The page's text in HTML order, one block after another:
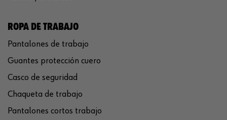
ROPA DE TRABAJO
Pantalones de trabajo
Guantes protección cuero
Casco de seguridad
Chaqueta de trabajo
Pantalones cortos trabajo